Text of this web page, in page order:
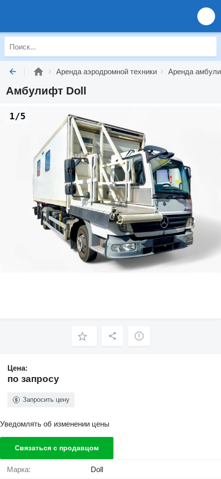
Аренда аэродромной техники Аренда
Амбулифт Doll
1/5
Цена:
по запросу
Запросить цену
Уведомлять об изменении цены
Связаться с продавцом
Марка: Doll